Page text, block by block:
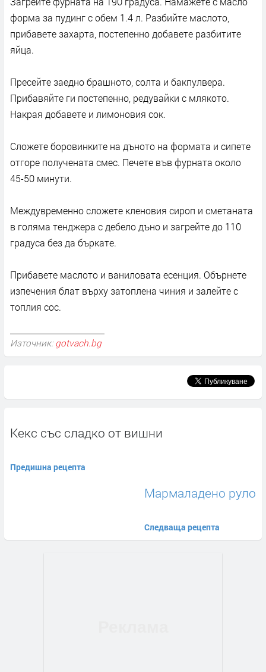
форма за пудинг с обем 1.4 л. Разбийте маслото,
прибавете захарта, постепенно добавете разбитите
яйца.
Пресейте заедно брашното, солта и бакпулвера.
Прибавяйте ги постепенно, редувайки с млякото.
Накрая добавете и лимоновия сок.
Сложете боровинките на дъното на формата и сипете
отгоре получената смес. Печете във фурната около
45-50 минути.
Междувременно сложете кленовия сироп и сметаната
в голяма тенджера с дебело дъно и загрейте до 110
градуса без да бъркате.
Прибавете маслото и ваниловата есенция. Обърнете
изпечения блат върху затоплена чиния и залейте с
топлия сос.
Източник: gotvach.bg
Кекс със сладко от вишни
Предишна рецепта
Мармаладено руло
Следваща рецепта